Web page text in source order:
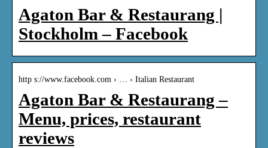
Agaton Bar & Restaurang |
Stockholm – Facebook
http s://www.facebook.com › … › Italian Restaurant
Agaton Bar & Restaurang –
Menu, prices, restaurant
reviews